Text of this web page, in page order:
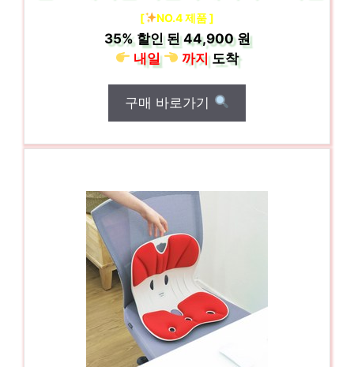
[ NO.4 제품 ]
35%할인 된44,900 원
내일
까지도착
구매 바로가기